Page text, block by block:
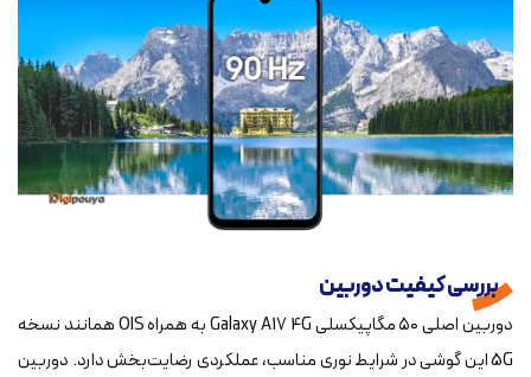
بررسی کیفیت دوربین‌
دوربین اصلی ۵۰ مگاپیکسلی Galaxy A17 4G به همراه OIS همانند نسخه
5G این گوشی در شرایط نوری مناسب، عملکردی رضایت‌بخش دارد. دوربین